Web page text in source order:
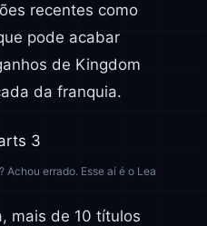
recentes como
pode acabar
de Kingdom
da franquia.
Achou errado. Esse aí é o Lea
mais de 10 títulos